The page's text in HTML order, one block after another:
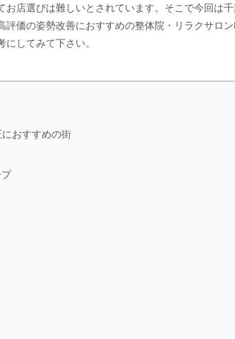
お店選びは難しいとされています。そこで今回は
評価の姿勢改善におすすめの整体院・リラクサロ
してみて下さい。
おすすめの街